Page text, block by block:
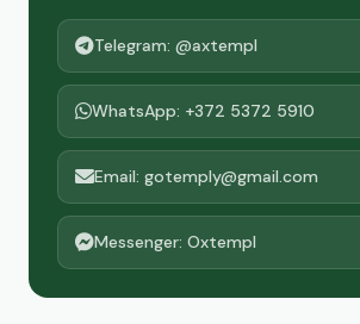
Telegram: @axtempl
WhatsApp: +372 5372 5910
Email: gotemply@gmail.com
Messenger: Oxtempl